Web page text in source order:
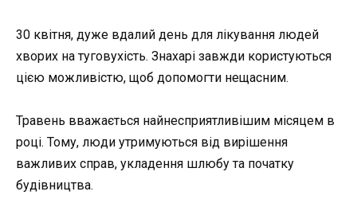
30 квітня, дуже вдалий день для лікування людей
хворих на туговухість. Знахарі завжди користуються
цією можливістю, щоб допомогти нещасним.
Травень вважається найнесприятливішим місяцем в
році. Тому, люди утримуються від вирішення
важливих справ, укладення шлюбу та початку
будівництва.